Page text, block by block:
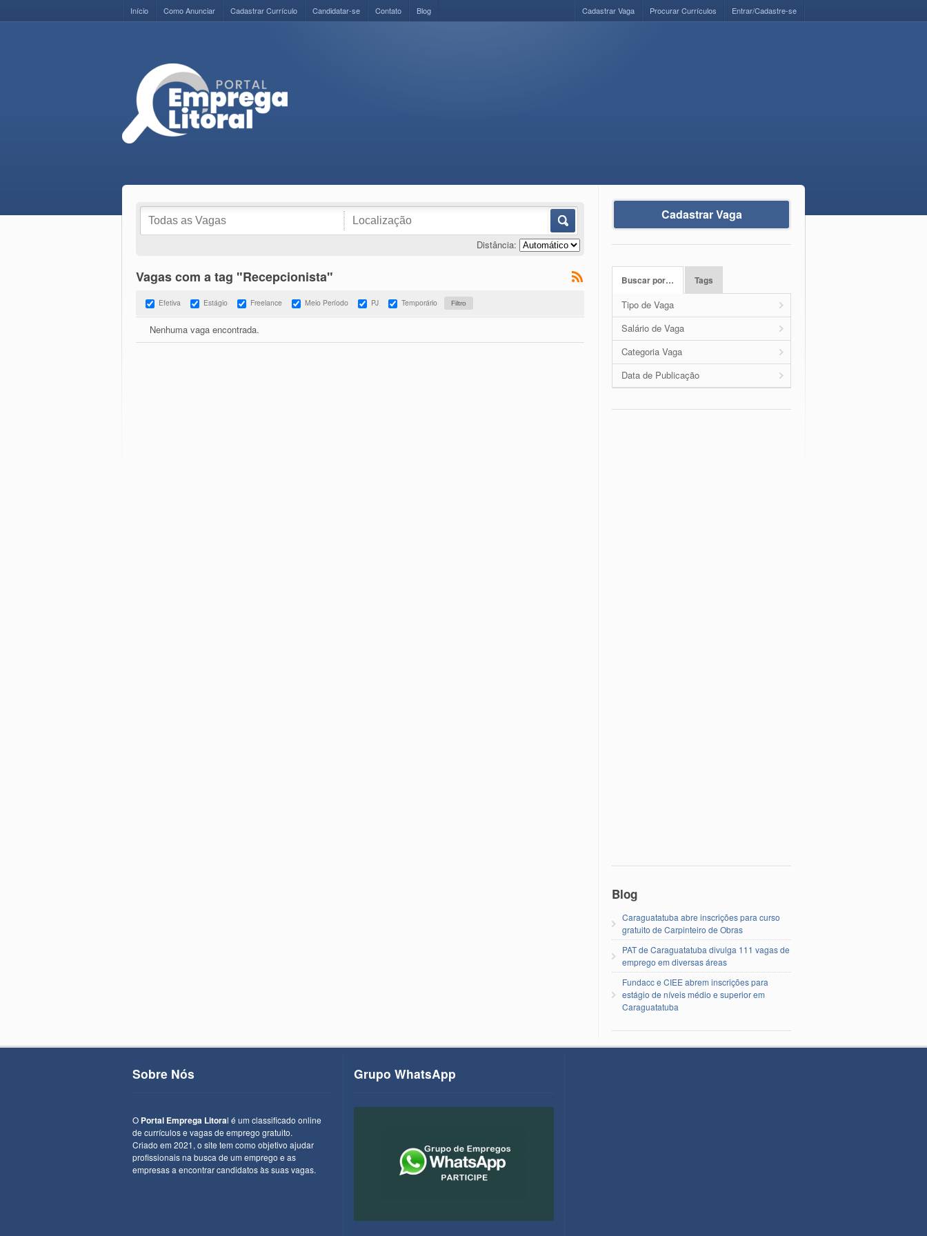
Início Como Anunciar Cadastrar Currículo Candidatar-se Contato Blog Entrar/Cadastre-se
Procurar Currículos
Cadastrar Vaga
Distância:
Vagas com a tag "Recepcionista"
Efetiva Estágio Freelance Meio Período PJ Temporário
Nenhuma vaga encontrada.
Cadastrar Vaga
Buscar por… Tags
Tipo de Vaga
Salário de Vaga
Categoria Vaga
Data de Publicação
Blog
Caraguatatuba abre inscrições para curso
gratuito de Carpinteiro de Obras
PAT de Caraguatatuba divulga 111 vagas de
emprego em diversas áreas
Fundacc e CIEE abrem inscrições para
estágio de níveis médio e superior em
Caraguatatuba
Sobre Nós
O Portal Emprega Litoral é um classificado online
de currículos e vagas de emprego gratuito.
Criado em 2021, o site tem como objetivo ajudar
profissionais na busca de um emprego e as
empresas a encontrar candidatos às suas vagas.
Grupo WhatsApp